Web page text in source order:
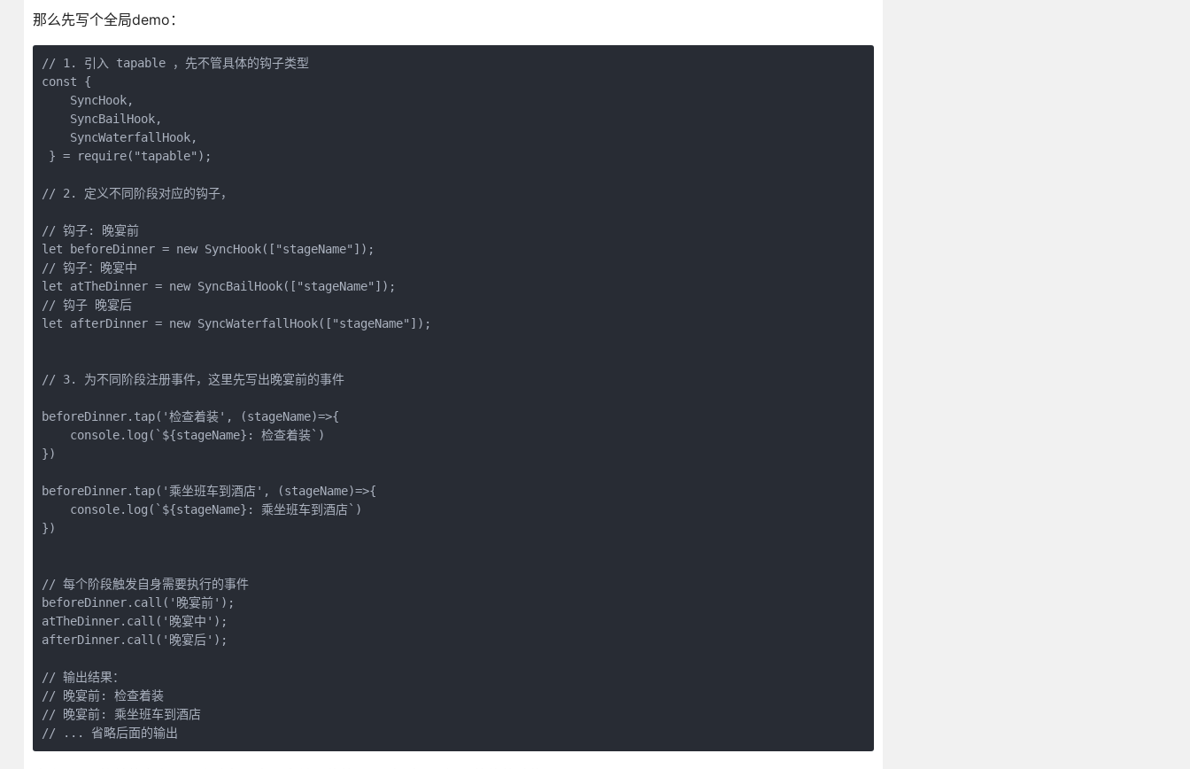
那么先写个全局demo：
// 1. 引入 tapable ，先不管具体的钩子类型
const {
    SyncHook,
    SyncBailHook,
    SyncWaterfallHook,
} = require("tapable");
// 2. 定义不同阶段对应的钩子，
// 钩子: 晚宴前
let beforeDinner = new SyncHook(["stageName"]);
// 钩子：晚宴中
let atTheDinner = new SyncBailHook(["stageName"]);
// 钩子 晚宴后
let afterDinner = new SyncWaterfallHook(["stageName"]);
// 3. 为不同阶段注册事件，这里先写出晚宴前的事件
beforeDinner.tap('检查着装', (stageName)=>{
    console.log(`${stageName}: 检查着装`)
})
beforeDinner.tap('乘坐班车到酒店', (stageName)=>{
    console.log(`${stageName}: 乘坐班车到酒店`)
})
// 每个阶段触发自身需要执行的事件
beforeDinner.call('晚宴前');
atTheDinner.call('晚宴中');
afterDinner.call('晚宴后');
// 输出结果：
// 晚宴前: 检查着装
// 晚宴前: 乘坐班车到酒店
// ... 省略后面的输出